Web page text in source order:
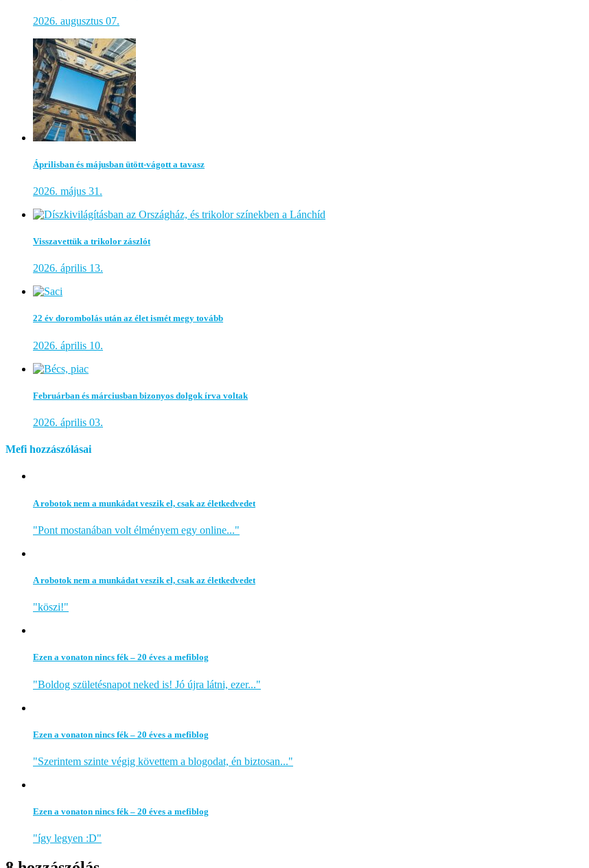
2026. augusztus 07.
Áprilisban és májusban ütött-vágott a tavasz
2026. május 31.
Visszavettük a trikolor zászlót
2026. április 13.
22 év dorombolás után az élet ismét megy tovább
2026. április 10.
Februárban és márciusban bizonyos dolgok írva voltak
2026. április 03.
Mefi hozzászólásai
A robotok nem a munkádat veszik el, csak az életkedvedet
"Pont mostanában volt élményem egy online..."
A robotok nem a munkádat veszik el, csak az életkedvedet
"köszi!"
Ezen a vonaton nincs fék – 20 éves a mefiblog
"Boldog születésnapot neked is! Jó újra látni, ezer..."
Ezen a vonaton nincs fék – 20 éves a mefiblog
"Szerintem szinte végig követtem a blogodat, én biztosan..."
Ezen a vonaton nincs fék – 20 éves a mefiblog
"így legyen :D"